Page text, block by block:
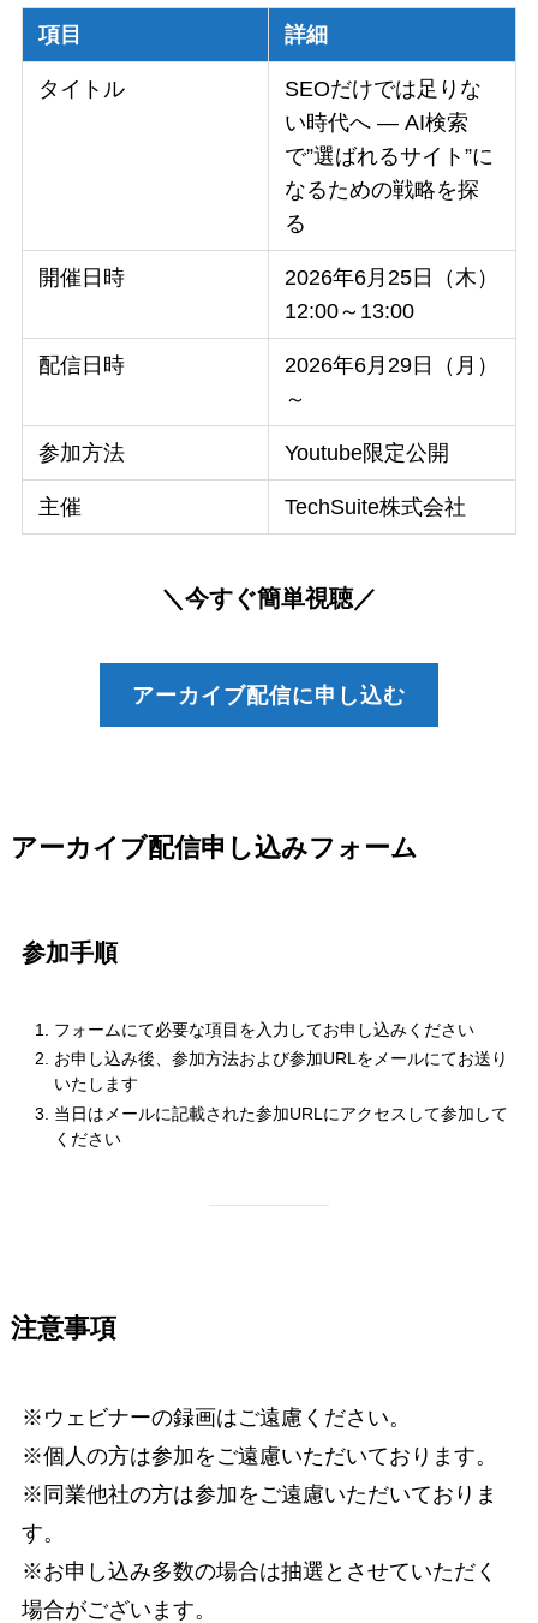
項目 詳細
タイトル
SEOだけでは足りな
い時代へ ― AI検索
で”選ばれるサイト”に
なるための戦略を探
る
開催日時
2026年6月25日（木）
12:00～13:00
配信日時
2026年6月29日（月）
～
参加方法 Youtube限定公開
主催 TechSuite株式会社
＼今すぐ簡単視聴／
アーカイブ配信に申し込む
アーカイブ配信申し込みフォーム
参加手順
フォームにて必要な項目を入力してお申し込みください
お申し込み後、参加方法および参加URLをメールにてお送り
いたします
当日はメールに記載された参加URLにアクセスして参加して
ください
注意事項
※ウェビナーの録画はご遠慮ください。
※個人の方は参加をご遠慮いただいております。
※同業他社の方は参加をご遠慮いただいておりま
す。
※お申し込み多数の場合は抽選とさせていただく
場合がございます。